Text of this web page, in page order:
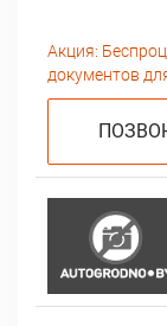
Акция:
документов